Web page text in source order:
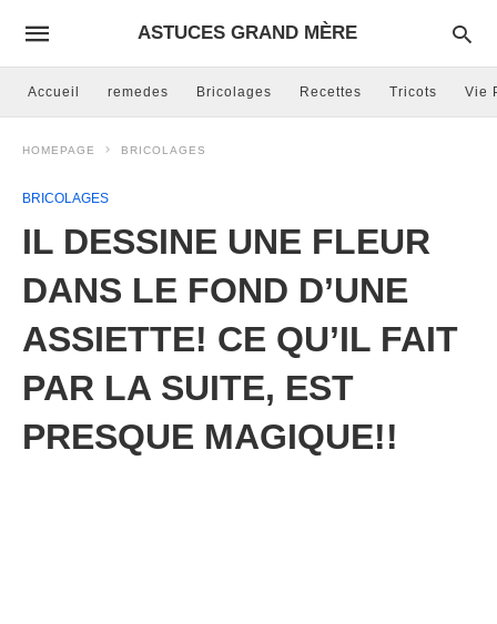
ASTUCES GRAND MÈRE
Accueil remedes Bricolages Recettes Tricots Vie
HOMEPAGE BRICOLAGES
BRICOLAGES
IL DESSINE UNE FLEUR
DANS LE FOND D’UNE
ASSIETTE! CE QU’IL FAIT
PAR LA SUITE, EST
PRESQUE MAGIQUE!!